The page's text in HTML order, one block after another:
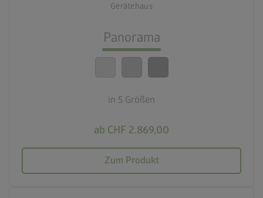
Gerätehaus
Panorama
in 5 Größen
ab CHF 2.869,00
Zum Produkt
Beste Sicherheitsstandards
calendar_month